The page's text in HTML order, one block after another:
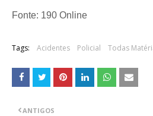
Fonte: 190 Online
Tags: Acidentes Policial Todas
ANTIGOS